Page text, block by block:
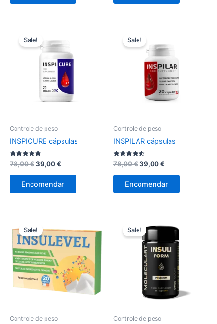
Sale!
Controle de peso
INSPICURE cápsulas
Avaliação
4.86
de 5
78,00€O
original
era:
39,00€
é:
Encomendar
Sale!
Controle de peso
INSPILAR cápsulas
Avaliação
4.40
de 5
78,00€O
original
era:
39,00€
é:
Encomendar
Sale!
Controle de peso
Sale!
Controle de peso